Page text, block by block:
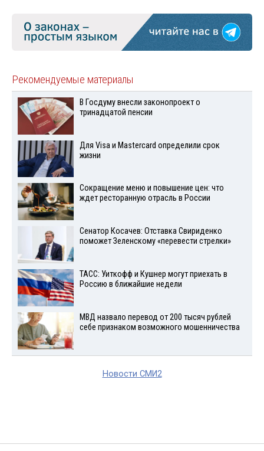
Рекомендуемые материалы
В Госдуму внесли законопроект о
тринадцатой пенсии
Для Visа и Mastercard определили срок
жизни
Сокращение меню и повышение цен: что
ждет ресторанную отрасль в России
Сенатор Косачев: Отставка Свириденко
поможет Зеленскому «перевести стрелки»
ТАСС: Уиткофф и Кушнер могут приехать в
Россию в ближайшие недели
МВД назвало перевод от 200 тысяч рублей
себе признаком возможного мошенничества
Новости СМИ2